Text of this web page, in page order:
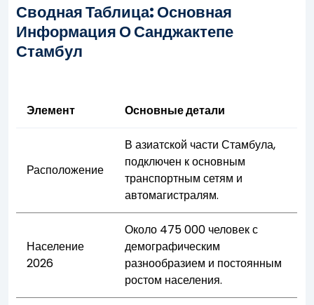
Сводная Таблица: Основная
Информация О Санджактепе
Стамбул
Элемент Основные детали
Расположение
В азиатской части Стамбула,
подключен к основным
транспортным сетям и
автомагистралям.
Население
2026
Около 475 000 человек с
демографическим
разнообразием и постоянным
ростом населения.